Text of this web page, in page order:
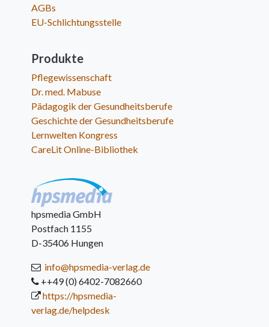
AGBs
EU-Schlichtungsstelle
Produkte
Pflegewissenschaft
Dr. med. Mabuse
Pädagogik der Gesundheitsberufe
Geschichte der Gesundheitsberufe
Lernwelten Kongress
CareLit Online-Bibliothek
hpsmedia GmbH
Postfach 1155
D-35406 Hungen
info@hpsmedia-verlag.de
++49 (0) 6402-7082660
https://hpsmedia-
verlag.de/helpdesk